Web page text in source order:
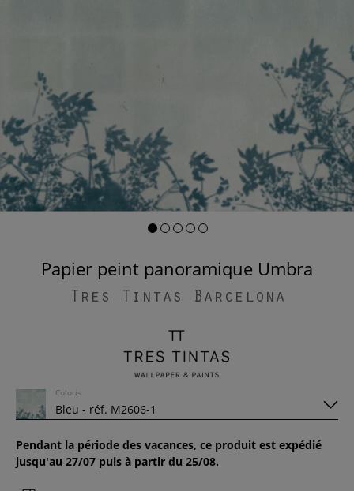
Papier peint panoramique Umbra
Tres Tintas Barcelona
Coloris
Pendant la période des vacances, ce produit est expédié
jusqu'au 27/07 puis à partir du 25/08.